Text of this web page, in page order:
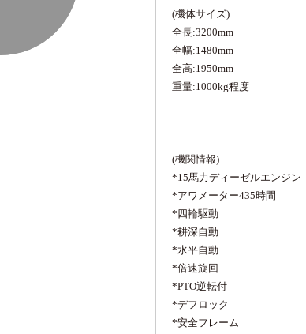
(機体サイズ)
全長:3200mm
全幅:1480mm
全高:1950mm
重量:1000kg程度
(機関情報)
*15馬力ディーゼルエンジン
*アワメーター435時間
*四輪駆動
*耕深自動
*水平自動
*倍速旋回
*PTO逆転付
*デフロック
*安全フレーム